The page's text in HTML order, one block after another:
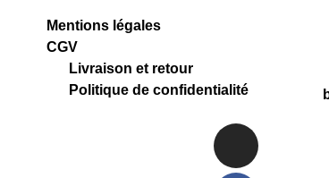
Mentions légales
CGV
Livraison et retour
Politique de confidentialité